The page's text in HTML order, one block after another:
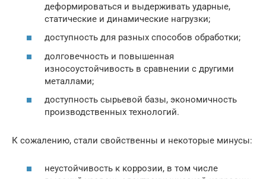
деформироваться и выдерживать ударные,
статические и динамические нагрузки;
доступность для разных способов обработки;
долговечность и повышенная
износоустойчивость в сравнении с другими
металлами;
доступность сырьевой базы, экономичность
производственных технологий.
К сожалению, стали свойственны и некоторые минусы:
неустойчивость к коррозии, в том числе